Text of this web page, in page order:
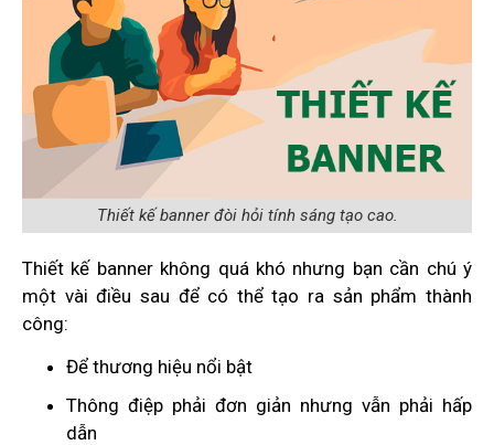
Thiết kế banner đòi hỏi tính sáng tạo cao.
Thiết kế banner không quá khó nhưng bạn cần chú ý
một vài điều sau để có thể tạo ra sản phẩm thành
công:
Để thương hiệu nổi bật
Thông điệp phải đơn giản nhưng vẫn phải hấp
dẫn